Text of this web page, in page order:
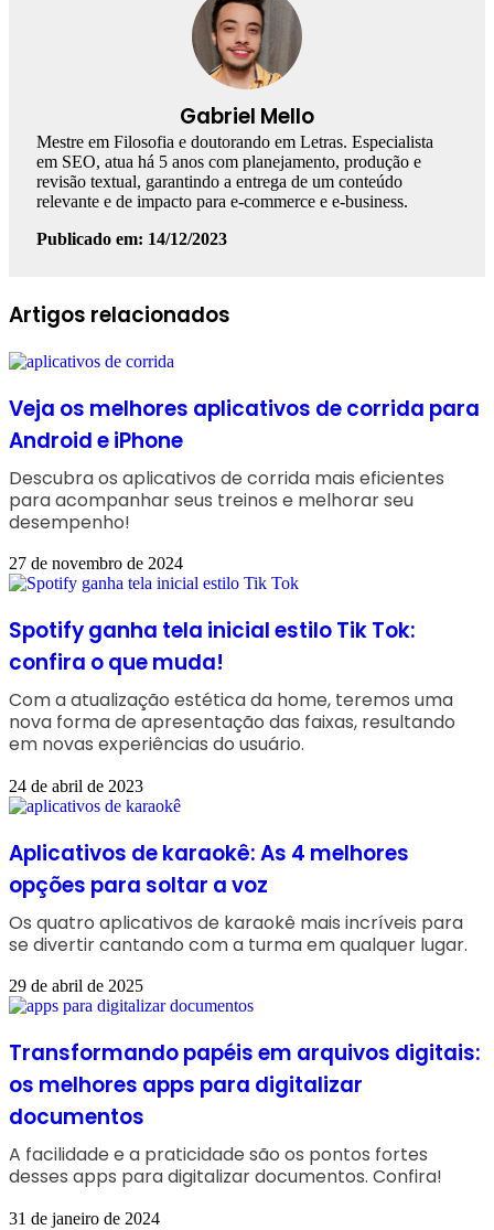
Gabriel Mello
Mestre em Filosofia e doutorando em Letras. Especialista
em SEO, atua há 5 anos com planejamento, produção e
revisão textual, garantindo a entrega de um conteúdo
relevante e de impacto para e-commerce e e-business.
Publicado em: 14/12/2023
Facebook
Linkedin
WhatsApp
Telegram
Artigos relacionados
Veja os melhores aplicativos de corrida para
Android e iPhone
Descubra os aplicativos de corrida mais eficientes
para acompanhar seus treinos e melhorar seu
desempenho!
27 de novembro de 2024
Spotify ganha tela inicial estilo Tik Tok:
confira o que muda!
Com a atualização estética da home, teremos uma
nova forma de apresentação das faixas, resultando
em novas experiências do usuário.
24 de abril de 2023
Aplicativos de karaokê: As 4 melhores
opções para soltar a voz
Os quatro aplicativos de karaokê mais incríveis para
se divertir cantando com a turma em qualquer lugar.
29 de abril de 2025
Transformando papéis em arquivos digitais:
os melhores apps para digitalizar
documentos
A facilidade e a praticidade são os pontos fortes
desses apps para digitalizar documentos. Confira!
31 de janeiro de 2024